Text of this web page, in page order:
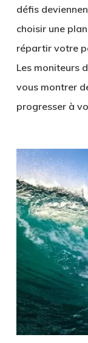
défis
choisir une
répartir votre
Les moniteurs
vous montrer
progresser à